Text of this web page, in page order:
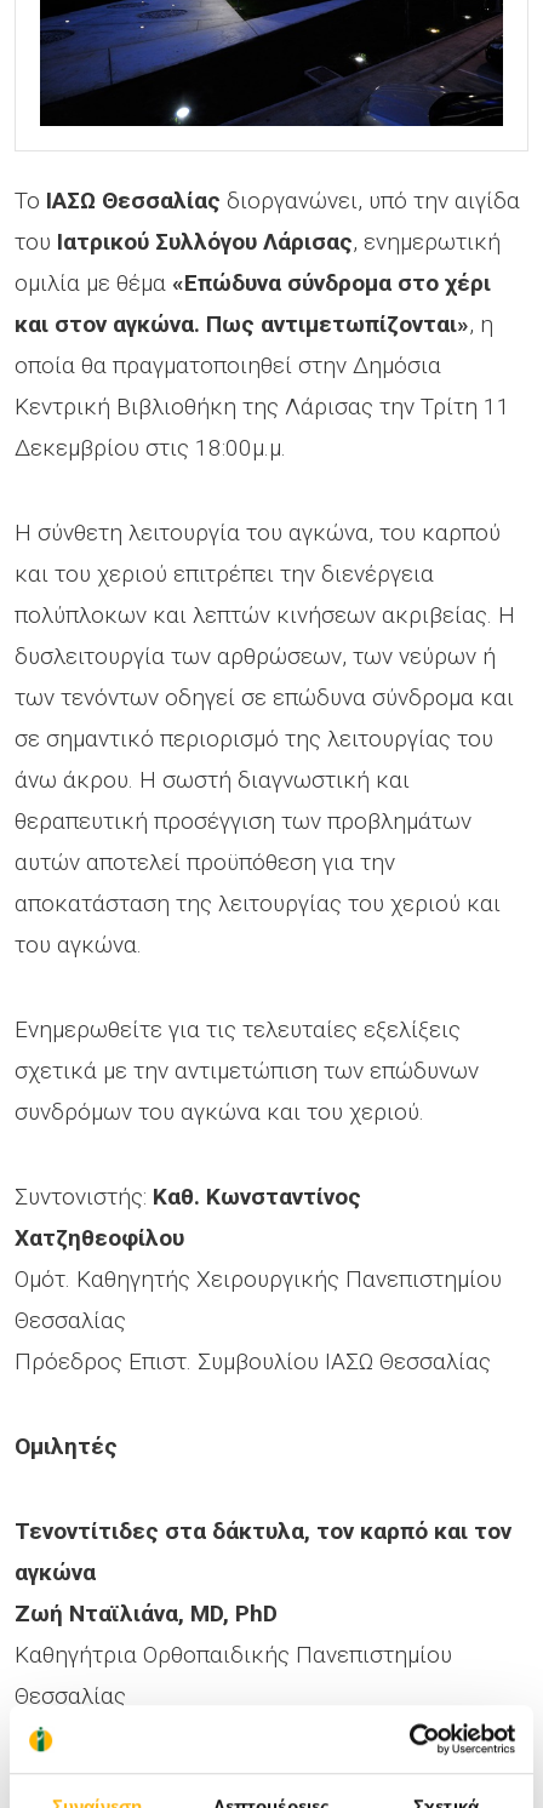
Το ΙΑΣΩ Θεσσαλίας διοργανώνει, υπό την αιγίδα
του Ιατρικού Συλλόγου Λάρισας, ενημερωτική
ομιλία με θέμα «Επώδυνα σύνδρομα στο χέρι
και στον αγκώνα. Πως αντιμετωπίζονται», η
οποία θα πραγματοποιηθεί στην Δημόσια
Κεντρική Βιβλιοθήκη της Λάρισας την Τρίτη 11
Δεκεμβρίου στις 18:00μ.μ.
Η σύνθετη λειτουργία του αγκώνα, του καρπού
και του χεριού επιτρέπει την διενέργεια
πολύπλοκων και λεπτών κινήσεων ακριβείας. Η
δυσλειτουργία των αρθρώσεων, των νεύρων ή
των τενόντων οδηγεί σε επώδυνα σύνδρομα και
σε σημαντικό περιορισμό της λειτουργίας του
άνω άκρου. Η σωστή διαγνωστική και
θεραπευτική προσέγγιση των προβλημάτων
αυτών αποτελεί προϋπόθεση για την
αποκατάσταση της λειτουργίας του χεριού και
του αγκώνα.
Ενημερωθείτε για τις τελευταίες εξελίξεις
σχετικά με την αντιμετώπιση των επώδυνων
συνδρόμων του αγκώνα και του χεριού.
Συντονιστής: Καθ. Κωνσταντίνος
Χατζηθεοφίλου
Ομότ. Καθηγητής Χειρουργικής Πανεπιστημίου
Θεσσαλίας
Πρόεδρος Επιστ. Συμβουλίου ΙΑΣΩ Θεσσαλίας
Ομιλητές
Τενοντίτιδες στα δάκτυλα, τον καρπό και τον
αγκώνα
Ζωή Νταϊλιάνα, MD, PhD
Καθηγήτρια Ορθοπαιδικής Πανεπιστημίου
Θεσσαλίας
Υπεύθυνη Μονάδας Χειρουργικής Χεριού-Άνω
Άκρου και Μικροχειρουργικής ΙΑΣΩ Θεσσαλίας